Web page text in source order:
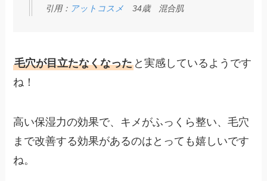
引用： アットコスメ 34歳 混合肌
毛穴が目立たなくなった と実感しているようです
ね！
高い保湿力の効果で、キメがふっくら整い、毛穴
まで改善する効果があるのはとっても嬉しいです
ね。